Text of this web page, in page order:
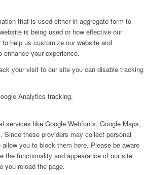
that is used either in aggregate form to
is being used or how effective our
help us customize our website and
enhance your experience.
your visit to our site you can disable tracking
Analytics tracking.
services like Google Webfonts, Google Maps,
Since these providers may collect personal
you to block them here. Please be aware
the functionality and appearance of our site.
you reload the page.